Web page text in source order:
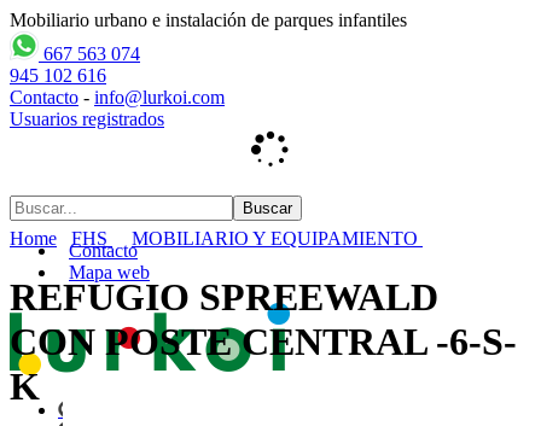
Mobiliario urbano e instalación de parques infantiles
667 563 074
945 102 616
Contacto - info@lurkoi.com
Usuarios registrados
Contacto
Mapa web
Home FHS MOBILIARIO Y EQUIPAMIENTO
REFUGIO SPREEWALD
CON POSTE CENTRAL -6-S-
K